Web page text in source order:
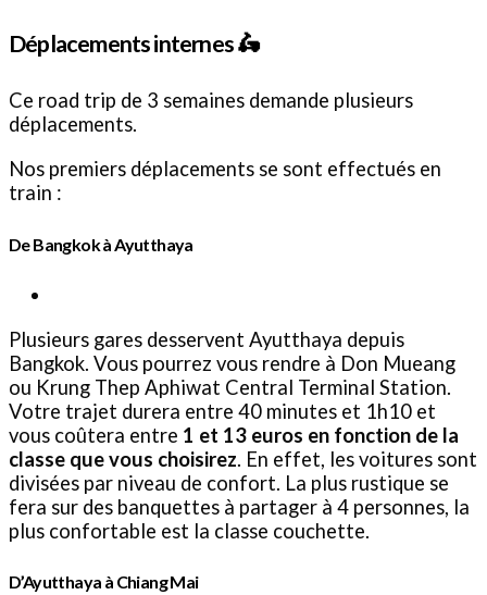
Déplacements internes🛵
Ce road trip de 3 semaines demande plusieurs
déplacements.
Nos premiers déplacements se sont effectués en
train :
De Bangkok à Ayutthaya
Plusieurs gares desservent Ayutthaya depuis
Bangkok. Vous pourrez vous rendre à Don Mueang
ou Krung Thep Aphiwat Central Terminal Station.
Votre trajet durera entre 40 minutes et 1h10 et
vous coûtera entre 1 et 13 euros en fonction de la
classe que vous choisirez. En effet, les voitures sont
divisées par niveau de confort. La plus rustique se
fera sur des banquettes à partager à 4 personnes, la
plus confortable est la classe couchette.
D’Ayutthaya à Chiang Mai